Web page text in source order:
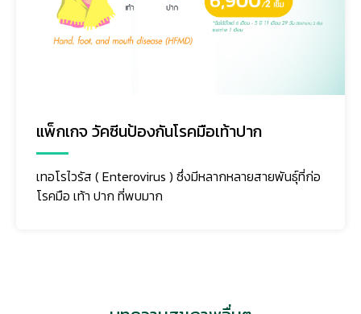
แพ็กเกจ ตรวจวินิจฉัยภาวะเป็นสาวก่อนวัย
ภาวะหนุ่มสาวก่อนวัยจากการที่มีฮอร์โมนเพศสูงกว่าปกติ
จะส่งผลให้การเจริญเติบโตในวัยเด็กสั้นลง